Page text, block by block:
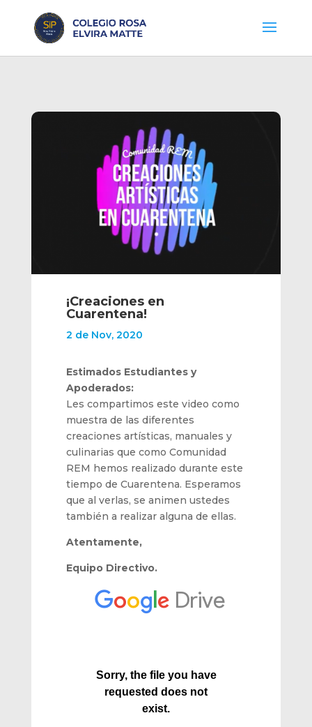
¡Creaciones en
Cuarentena!
2 de Nov, 2020
Estimados Estudiantes y
Apoderados:
Les compartimos este video como
muestra de las diferentes
creaciones artísticas, manuales y
culinarias que como Comunidad
REM hemos realizado durante este
tiempo de Cuarentena. Esperamos
que al verlas, se animen ustedes
también a realizar alguna de ellas.
Atentamente,
Equipo Directivo.